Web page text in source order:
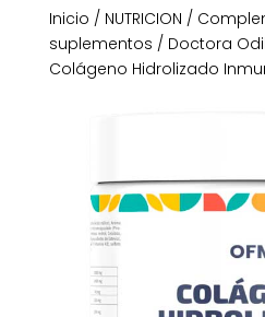
Inicio / NUTRICION /
suplementos / Doctora
Colágeno Hidrolizado